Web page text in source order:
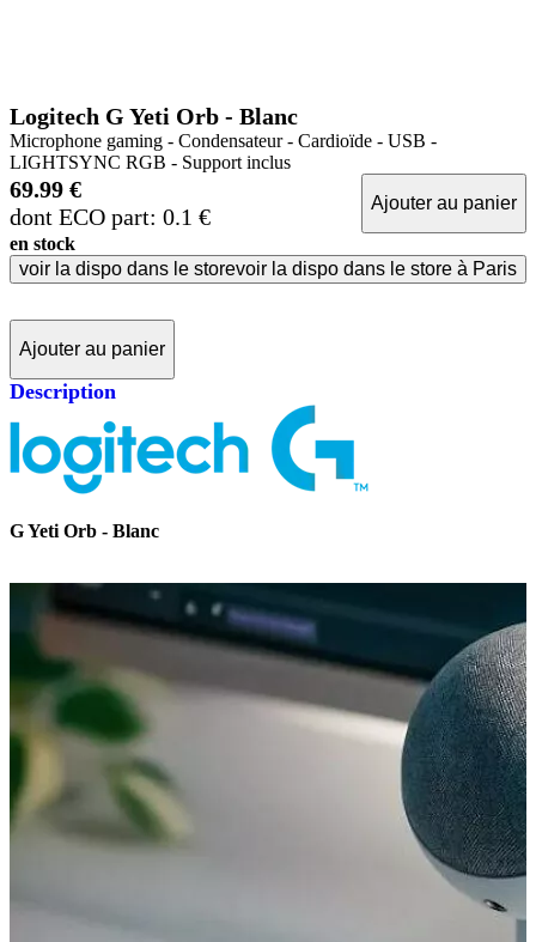
Logitech G Yeti Orb - Blanc
Microphone gaming - Condensateur - Cardioïde - USB -
LIGHTSYNC RGB - Support inclus
69.99 €
dont ECO part: 0.1 €
Ajouter au panier
en stock
voir la dispo dans le storevoir la dispo dans le store à Paris
Ajouter au panier
Description
G Yeti Orb - Blanc